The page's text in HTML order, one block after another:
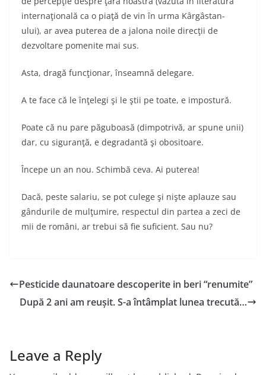
internaţională ca o piaţă de vin în urma Kârgâstan-
ului), ar avea puterea de a jalona noile direcţii de
dezvoltare pomenite mai sus.
Asta, dragă funcţionar, înseamnă delegare.
A te face că le înţelegi şi le ştii pe toate, e impostură.
Poate că nu pare păguboasă (dimpotrivă, ar spune unii)
dar, cu siguranţă, e degradantă şi obositoare.
Începe un an nou. Schimbă ceva. Ai puterea!
Dacă, peste salariu, se pot culege şi nişte aplauze sau
gândurile de mulţumire, respectul din partea a zeci de
mii de români, ar trebui să fie suficient. Sau nu?
Pesticide daunatoare descoperite in beri “renumite”
După 2 ani am reușit. S-a întâmplat lunea trecută…
Leave a Reply